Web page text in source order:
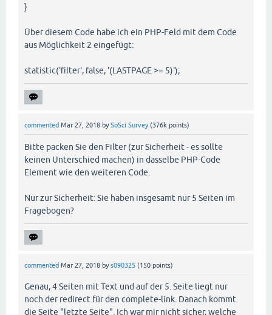
}
Über diesem Code habe ich ein PHP-Feld mit dem Code
aus Möglichkeit 2 eingefügt:
statistic('filter', false, '(LASTPAGE >= 5)');
commented Mar 27, 2018 bySoSci Survey (376k points)
Bitte packen Sie den Filter (zur Sicherheit - es sollte
keinen Unterschied machen) in dasselbe PHP-Code
Element wie den weiteren Code.
Nur zur Sicherheit: Sie haben insgesamt nur 5 Seiten im
Fragebogen?
commented Mar 27, 2018 bys090325 (150 points)
Genau, 4 Seiten mit Text und auf der 5. Seite liegt nur
noch der redirect für den complete-link. Danach kommt
die Seite "letzte Seite". Ich war mir nicht sicher, welche